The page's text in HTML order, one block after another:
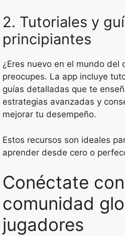
2. Tutoriales y
principiantes
¿Eres nuevo en el mundo del
preocupes. La app incluye
guías detalladas que te
estrategias avanzadas y
mejorar tu desempeño.
Estos recursos son ideales
aprender desde cero o
Conéctate
comunidad
jugadores